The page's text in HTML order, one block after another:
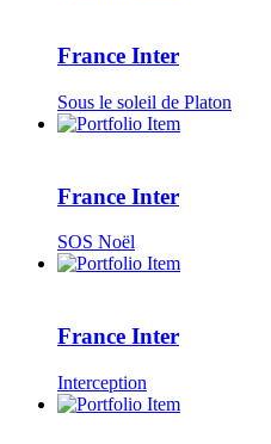
France Inter
Sous le soleil de Platon
France Inter
SOS Noël
France Inter
Interception